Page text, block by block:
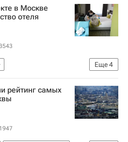
в Москве
отеля
Еще4
Гостиницы
рейтинг самых
1947